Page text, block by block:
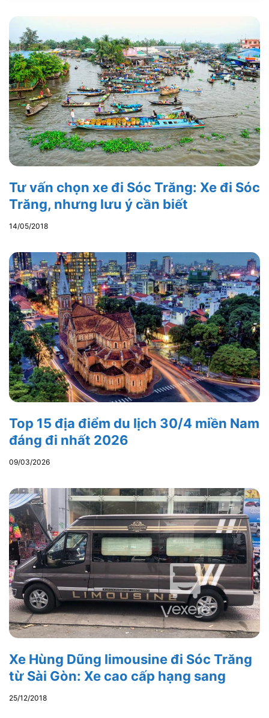
Tư vấn chọn xe đi Sóc Trăng: Xe đi Sóc
Trăng, nhưng lưu ý cần biết
14/05/2018
Top 15 địa điểm du lịch 30/4 miền Nam
đáng đi nhất 2026
09/03/2026
Xe Hùng Dũng limousine đi Sóc Trăng
từ Sài Gòn: Xe cao cấp hạng sang
25/12/2018